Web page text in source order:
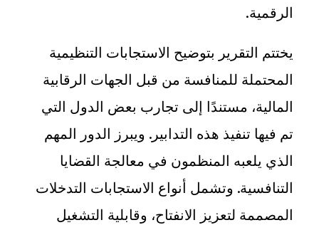
الرقمية.
يختتم التقرير بتوضيح الاستجابات التنظيمية
المحتملة للمنافسة من قبل الجهات الرقابية
المالية، مستندًا إلى تجارب بعض الدول التي
تم فيها تنفيذ هذه التدابير. ويبرز الدور المهم
الذي يلعبه المنظمون في معالجة القضايا
التنافسية. وتشمل أنواع الاستجابات التدخلات
المصممة لتعزيز الانفتاح، وقابلية التشغيل